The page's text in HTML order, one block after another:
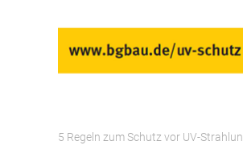
5 Regeln zum Schutz vor UV-